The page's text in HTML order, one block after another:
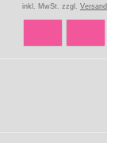
inkl. MwSt. zzgl. Versand